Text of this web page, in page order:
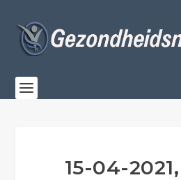
15-04-